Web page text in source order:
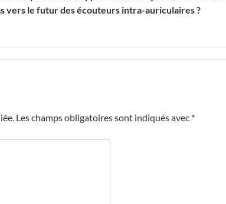
vers le futur des écouteurs intra-auriculaires ?
Les champs obligatoires sont indiqués avec *